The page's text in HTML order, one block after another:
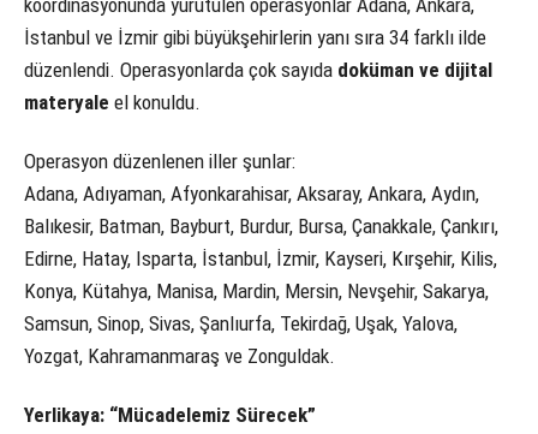
İstanbul ve İzmir gibi büyükşehirlerin yanı sıra 34 farklı ilde
düzenlendi. Operasyonlarda çok sayıda doküman ve dijital
materyale el konuldu.
Operasyon düzenlenen iller şunlar:
Adana, Adıyaman, Afyonkarahisar, Aksaray, Ankara, Aydın,
Balıkesir, Batman, Bayburt, Burdur, Bursa, Çanakkale, Çankırı,
Edirne, Hatay, Isparta, İstanbul, İzmir, Kayseri, Kırşehir, Kilis,
Konya, Kütahya, Manisa, Mardin, Mersin, Nevşehir, Sakarya,
Samsun, Sinop, Sivas, Şanlıurfa, Tekirdağ, Uşak, Yalova,
Yozgat, Kahramanmaraş ve Zonguldak.
Yerlikaya: “Mücadelemiz Sürecek”